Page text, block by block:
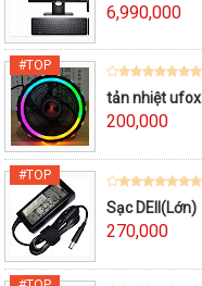
6,990,000
tản nhiệt ufox
200,000
Sạc DEll(Lớn)
270,000